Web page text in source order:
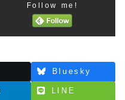
Follow me!
Bluesky
LINE